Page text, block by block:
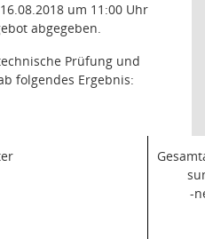
um 11:00 Uhr
abgegeben.
Prüfung und
folgendes Ergebnis:
-